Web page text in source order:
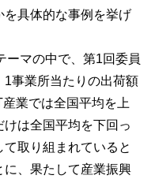
具体的な事例を挙げ
ーマの中で、第1回委員
事業所当たりの出荷額
業では全国平均を上
は全国平均を下回っ
取り組まれていると
に、果たして産業振興